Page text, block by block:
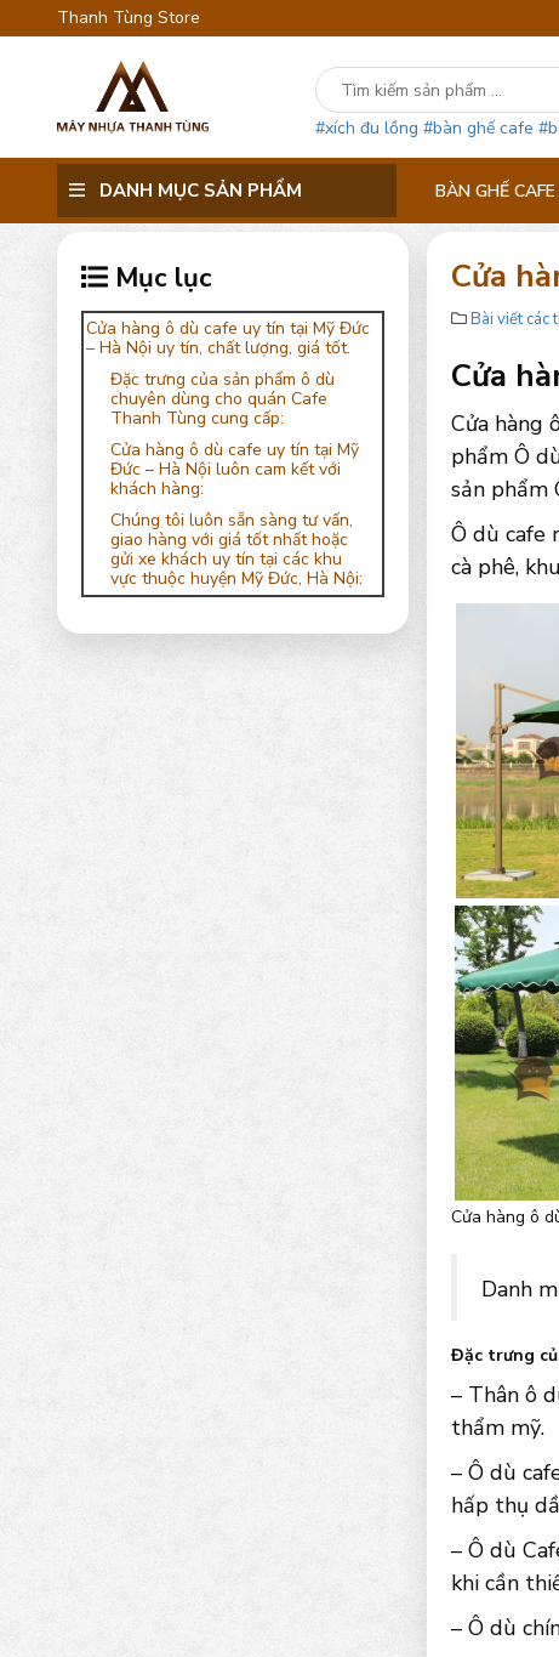
Thanh Tùng Store
#xích đu lồng #bàn ghế cafe
DANH MỤC SẢN PHẨM BÀN GHẾ CAFE
Mục lục
Cửa hàng ô dù cafe uy tín tại Mỹ Đức
– Hà Nội uy tín, chất lượng, giá tốt.
Đặc trưng của sản phẩm ô dù
chuyên dùng cho quán Cafe
Thanh Tùng cung cấp:
Cửa hàng ô dù cafe uy tín tại Mỹ
Đức – Hà Nội luôn cam kết với
khách hàng:
Chúng tôi luôn sẵn sàng tư vấn,
giao hàng với giá tốt nhất hoặc
gửi xe khách uy tín tại các khu
vực thuộc huyện Mỹ Đức, Hà Nội:
Cửa
Bài viết các
Cửa
Cửa hàng
phẩm Ô
sản phẩm
Ô dù cafe
cà phê,
Cửa hàng ô
Danh
Đặc trưng
– Thân ô
thẩm mỹ.
– Ô dù
hấp thụ
– Ô dù
khi cần
– Ô dù